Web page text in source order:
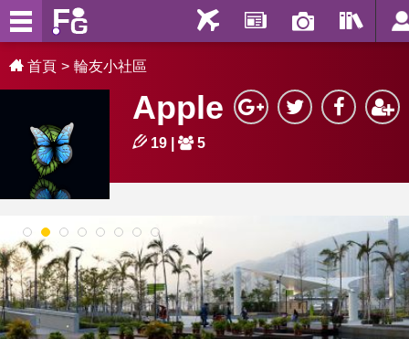
首頁 輪友小社區
Apple
19 5
1 2 3 4 5 6 7 8